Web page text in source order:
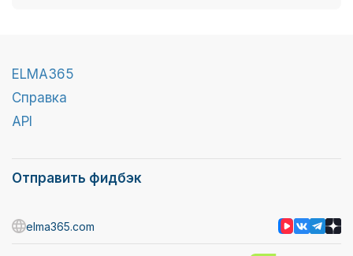
ELMA365
Справка
API
Отправить фидбэк
elma365.com